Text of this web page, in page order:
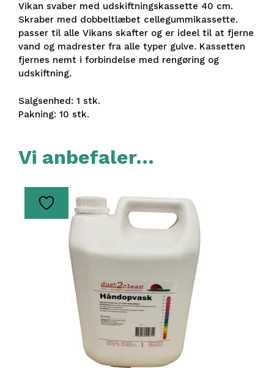
Vikan svaber med udskiftningskassette 40 cm.
Skraber med dobbeltlæbet cellegummikassette.
passer til alle Vikans skafter og er ideel til at fjerne
vand og madrester fra alle typer gulve. Kassetten
fjernes nemt i forbindelse med rengøring og
udskiftning.
Salgsenhed: 1 stk.
Pakning: 10 stk.
Vi anbefaler…